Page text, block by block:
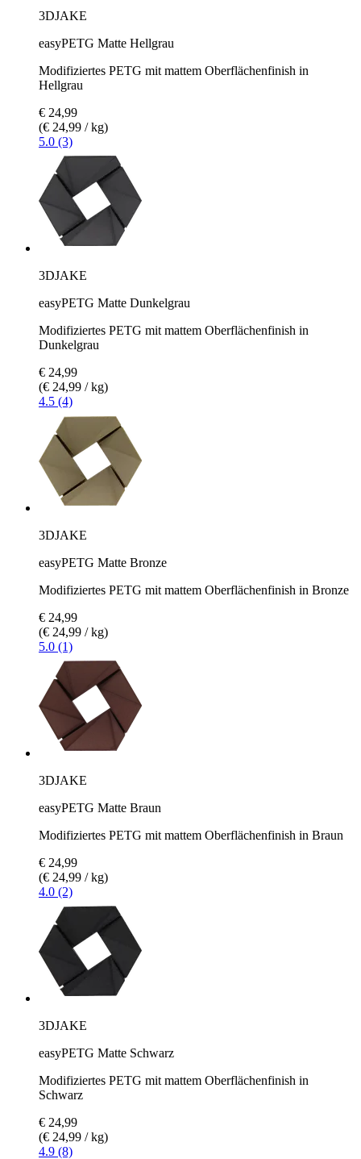
3DJAKE
easyPETG Matte Hellgrau
Modifiziertes PETG mit mattem Oberflächenfinish in
Hellgrau
€ 24,99
(€ 24,99 / kg)
5.0 (3)
3DJAKE
easyPETG Matte Dunkelgrau
Modifiziertes PETG mit mattem Oberflächenfinish in
Dunkelgrau
€ 24,99
(€ 24,99 / kg)
4.5 (4)
3DJAKE
easyPETG Matte Bronze
Modifiziertes PETG mit mattem Oberflächenfinish in Bronze
€ 24,99
(€ 24,99 / kg)
5.0 (1)
3DJAKE
easyPETG Matte Braun
Modifiziertes PETG mit mattem Oberflächenfinish in Braun
€ 24,99
(€ 24,99 / kg)
4.0 (2)
3DJAKE
easyPETG Matte Schwarz
Modifiziertes PETG mit mattem Oberflächenfinish in
Schwarz
€ 24,99
(€ 24,99 / kg)
4.9 (8)